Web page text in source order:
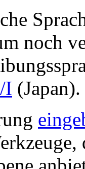
noch
I (Japan).